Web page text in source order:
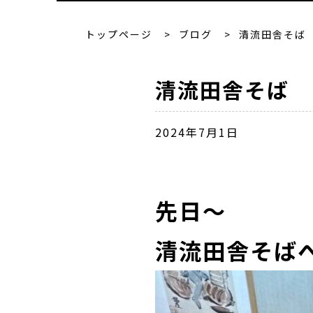
トップページ > ブログ > 清流田舎そば
清流田舎そば
2024年7月1日
先日～
清流田舎そば